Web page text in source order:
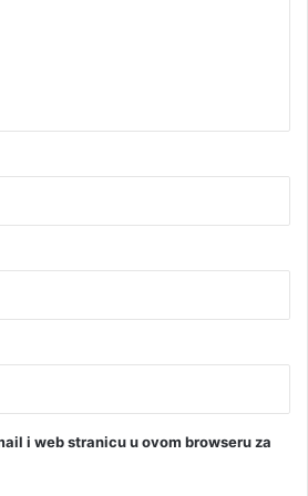
i web stranicu u ovom browseru za